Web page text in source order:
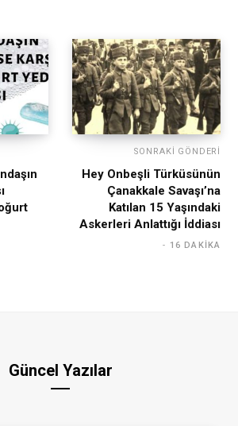
SONRAKI GÖNDERI
Hey Onbeşli Türküsünün
Çanakkale Savaşı’na
Katılan 15 Yaşındaki
Askerleri Anlattığı İddiası
16 DAKIKA
Güncel Yazılar